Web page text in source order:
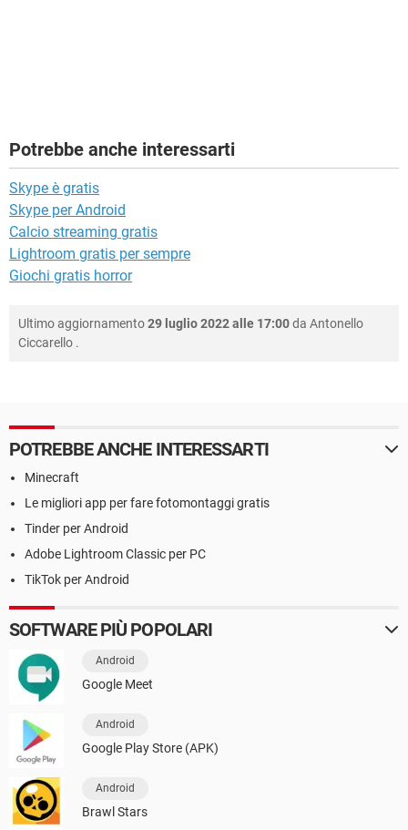
Potrebbe anche interessarti
Skype è gratis
Skype per Android
Calcio streaming gratis
Lightroom gratis per sempre
Giochi gratis horror
Ultimo aggiornamento29 luglio 2022 alle 17:00da Antonello
Ciccarello .
POTREBBE ANCHE INTERESSARTI
Minecraft
Le migliori app per fare fotomontaggi gratis
Tinder per Android
Adobe Lightroom Classic per PC
TikTok per Android
SOFTWARE PIÙ POPOLARI
Android
Google Meet
Android
Google Play Store (APK)
Android
Brawl Stars